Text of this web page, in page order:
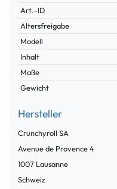
Technisches
Merkmal
Wert
Art.-ID
Altersfreigabe
Modell
Inhalt
Maße
Gewicht
Hersteller
Crunchyroll SA
Avenue de Provence4
1007 Lausanne
Schweiz